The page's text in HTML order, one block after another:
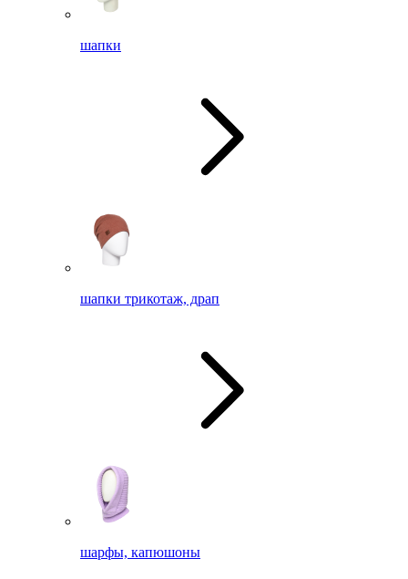
шапки
шапки трикотаж, драп
шарфы, капюшоны